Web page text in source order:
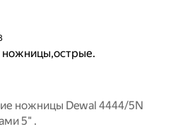
ножницы Dewal 4444/5N
5" .